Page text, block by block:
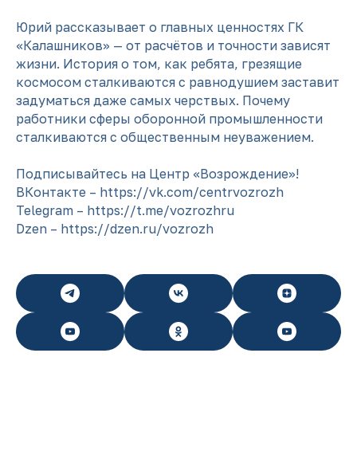
Юрий рассказывает о главных ценностях ГК
«Калашников» — от расчётов и точности зависят
жизни. История о том, как ребята, грезящие
космосом сталкиваются с равнодушием заставит
задуматься даже самых черствых. Почему
работники сферы оборонной промышленности
сталкиваются с общественным неуважением.
Подписывайтесь на Центр «Возрождение»!
ВКонтакте – https://vk.com/centrvozrozh
Telegram – https://t.me/vozrozhru
Dzen – https://dzen.ru/vozrozh